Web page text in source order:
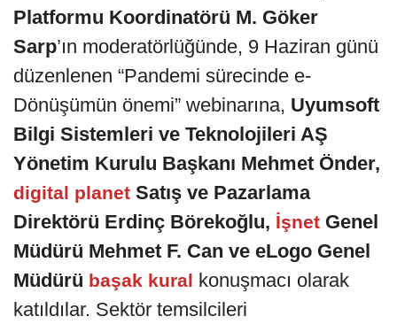
Platformu Koordinatörü M. Göker
Sarp’ın moderatörlüğünde, 9 Haziran günü
düzenlenen “Pandemi sürecinde e-
Dönüşümün önemi” webinarına, Uyumsoft
Bilgi Sistemleri ve Teknolojileri AŞ
Yönetim Kurulu Başkanı Mehmet Önder,
digital planet Satış ve Pazarlama
Direktörü Erdinç Börekoğlu, İşnet Genel
Müdürü Mehmet F. Can ve eLogo Genel
Müdürü başak kural konuşmacı olarak
katıldılar. Sektör temsilcileri